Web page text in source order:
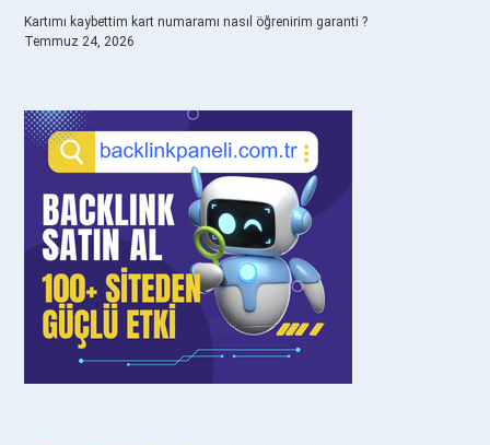
Kartımı kaybettim kart numaramı nasıl öğrenirim garanti ?
Temmuz 24, 2026